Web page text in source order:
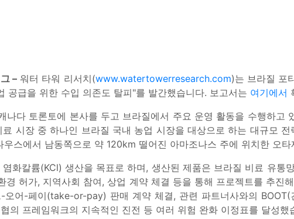
– 워터 타워 리서치(www.watertowerresearch.com)는 브라질 포
공급을 위한 수입 의존도 탈피"를 발간했습니다. 보고서는 여기에서
다 토론토에 본사를 두고 브라질에서 주요 운영 활동을 수행하고
시장 중 하나인 브라질 국내 농업 시장을 대상으로 하는 대규모
스에서 남동쪽으로 약 120km 떨어진 아마조나스 주에 위치한 오
화칼륨(KCl) 생산을 목표로 하며, 생산된 제품은 브라질 비료 유통
경 허가, 지역사회 참여, 상업 계약 체결 등을 통해 프로젝트를 추진
오어-페이(take-or-pay) 판매 계약 체결, 관련 파트너사와의
의 프레임워크의 지속적인 진전 등 여러 위험 완화 이정표를 달성